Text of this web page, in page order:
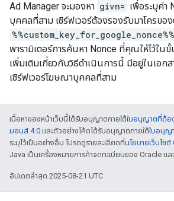
Ad Manager จะมองหา givn= เพื่อระบุค่า
บุคคลที่สาม เซิร์ฟเวอร์ต้องรองรับมาโครขอ
%%custom_key_for_google_nonce%%
พารามิเตอร์การค้นหา Nonce ที่คุณให้ไว้ใ
เพิ่มเติมเกี่ยวกับวิธีดำเนินการนี้ มีอยู่ในเอก
เซิร์ฟเวอร์โฆษณาบุคคลที่สาม
เนื้อหาของหน้าเว็บนี้ได้รับอนุญาตภายใต้ใบอนุญาตที่ต้อ
มอนส์ 4.0 และตัวอย่างโค้ดได้รับอนุญาตภายใต้ใบอนุญ
ระบุไว้เป็นอย่างอื่น โปรดดูรายละเอียดที่นโยบายเว็บไซ
Java เป็นเครื่องหมายการค้าจดทะเบียนของ Oracle แล
อัปเดตล่าสุด 2025-08-21 UTC